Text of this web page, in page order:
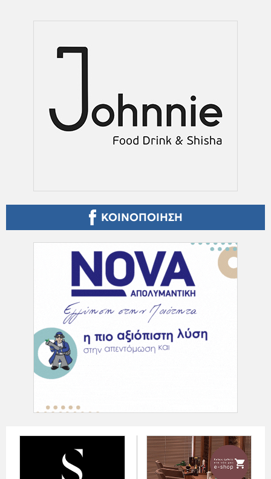
ΚΟΙΝΟΠΟΙΗΣΗ